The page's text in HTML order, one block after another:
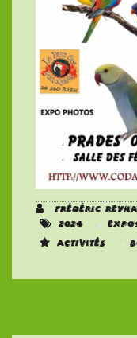
Frédéric
2024
,
Activités
,